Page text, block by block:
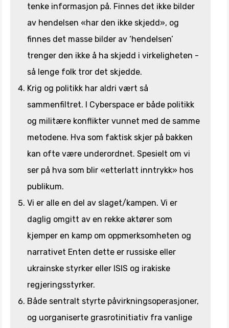
tenke informasjon på. Finnes det ikke bilder
av hendelsen «har den ikke skjedd», og
finnes det masse bilder av ‘hendelsen’
trenger den ikke å ha skjedd i virkeligheten -
så lenge folk tror det skjedde.
Krig og politikk har aldri vært så
sammenfiltret. I Cyberspace er både politikk
og militære konflikter vunnet med de samme
metodene. Hva som faktisk skjer på bakken
kan ofte være underordnet. Spesielt om vi
ser på hva som blir «etterlatt inntrykk» hos
publikum.
Vi er alle en del av slaget/kampen. Vi er
daglig omgitt av en rekke aktører som
kjemper en kamp om oppmerksomheten og
narrativet Enten dette er russiske eller
ukrainske styrker eller ISIS og irakiske
regjeringsstyrker.
Både sentralt styrte påvirkningsoperasjoner,
og uorganiserte grasrotinitiativ fra vanlige